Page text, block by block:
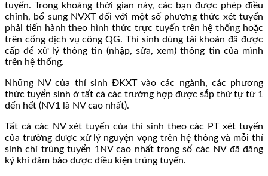
tuyển. Trong khoảng thời gian này, các bạn được phép điều
chỉnh, bổ sung NVXT đối với một số phương thức xét tuyển
phải tiến hành theo hình thức trực tuyến trên hệ thống hoặc
trên cổng dịch vụ công QG. Thí sinh dùng tài khoản đã được
cấp để xử lý thông tin (nhập, sửa, xem) thông tin của mình
trên hệ thống.
Những NV của thí sinh ĐKXT vào các ngành, các phương
thức tuyển sinh ở tất cả các trường hợp được sắp thứ tự từ 1
đến hết (NV1 là NV cao nhất).
Tất cả các NV xét tuyển của thí sinh theo các PT xét tuyển
của trường được xử lý nguyện vọng trên hệ thông và mỗi thí
sinh chỉ trúng tuyển 1NV cao nhất trong số các NV đã đăng
ký khi đảm bảo được điều kiện trúng tuyển.